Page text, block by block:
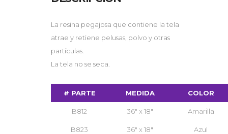
La resina pegajosa que contiene la tela
atrae y retiene pelusas, polvo y otras
partículas.
La tela no se seca.
# PARTE MEDIDA COLOR
B812 36″ x 18″ Amarilla
B823 36″ x 18″ Azul